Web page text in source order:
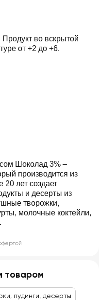
во вскрытой
от +2 до +6.
Шоколад 3% –
производится из
лет создает
и десерты из
творожки,
молочные коктейли,
товаром
пудинги, десерты